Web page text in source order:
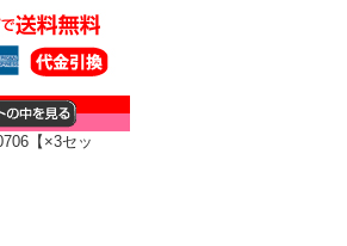
【×3セッ